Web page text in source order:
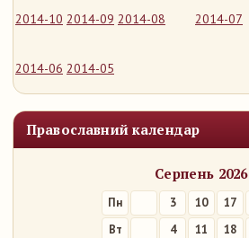
2014-10 2014-09 2014-08 2014-07
2014-06 2014-05
Православний календар
Серпень 2026
Пн 3 10 17
Вт
4 11 18